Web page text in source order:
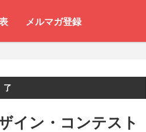
メルマガ登録
イン・コンテスト